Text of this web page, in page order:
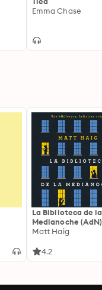
Emma Chase
La Biblioteca de la
Medianoche (AdN)
Matt Haig
4.2